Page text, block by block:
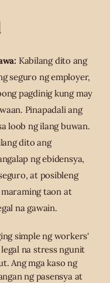
Kabilang dito ang
seguro ng employer,
pagdinig kung may
Pinapadali ang
loob ng ilang buwan.
dito ang
ng ebidensya,
at posibleng
taon at
na gawain.
simple ng workers'
na stress ngunit
Ang mga kaso ng
ng pasensya at